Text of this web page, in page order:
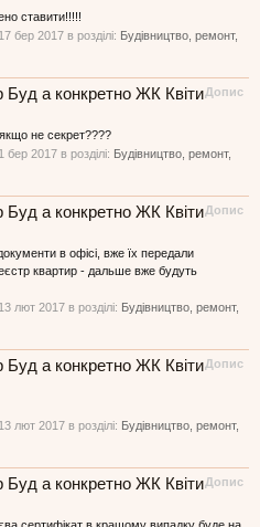
ставити!!!!!
17 бер 2017 в розділі: Будівництво, ремонт,
Допис
Буд а конкретно ЖК Квіти
не секрет????
1 бер 2017 в розділі: Будівництво, ремонт,
Допис
Буд а конкретно ЖК Квіти
в офісі, вже їх передали
квартир - дальше вже будуть
13 лют 2017 в розділі: Будівництво, ремонт,
Допис
Буд а конкретно ЖК Квіти
13 лют 2017 в розділі: Будівництво, ремонт,
Допис
Буд а конкретно ЖК Квіти